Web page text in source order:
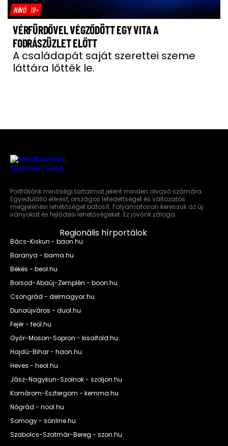
NÍNÓ 18+
VÉRFÜRDŐVEL VÉGZŐDÖTT EGY VITA A
FODRÁSZÜZLET ELŐTT
A családapát saját szerettei szeme
láttára lőtték le.
Portfóliónk minőségi tartalmat jelent minden olvasó számára.
Egyedülálló elérést, országos lefedettséget és változatos
megjelenési lehetőséget biztosít. Folyamatosan keressük az új
irányokat és fejlődési lehetőségeket. Ez jövőnk záloga.
Regionális hírportálok
Bács-Kiskun - baon.hu
Baranya - bama.hu
Békés - beol.hu
Borsod-Abaúj-Zemplén - boon.hu
Csongrád - delmagyar.hu
Dunaújváros - duol.hu
Fejér - feol.hu
Győr-Moson-Sopron - kisalfold.hu
Hajdú-Bihar - haon.hu
Heves - heol.hu
Jász-Nagykun-Szolnok - szoljon.hu
Komárom-Esztergom - kemma.hu
Nógrád - nool.hu
Somogy - sonline.hu
Szabolcs-Szatmár-Bereg - szon.hu